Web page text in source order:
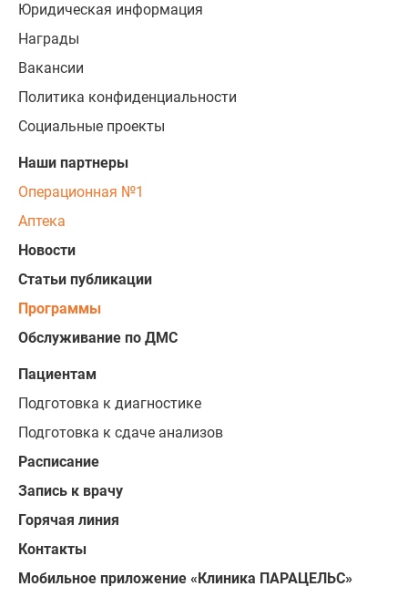
Юридическая информация
Награды
Вакансии
Политика конфиденциальности
Социальные проекты
Наши партнеры
Операционная №1
Аптека
Новости
Статьи публикации
Программы
Обслуживание по ДМС
Пациентам
Подготовка к диагностике
Подготовка к сдаче анализов
Расписание
Запись к врачу
Горячая линия
Контакты
Мобильное приложение «Клиника ПАРАЦЕЛЬС»